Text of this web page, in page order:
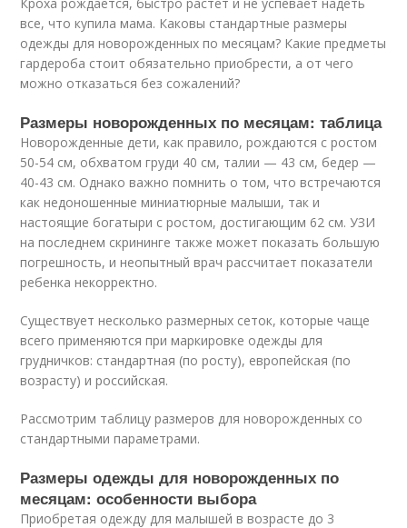
все, что купила мама. Каковы стандартные размеры
одежды для новорожденных по месяцам? Какие предметы
гардероба стоит обязательно приобрести, а от чего
можно отказаться без сожалений?
Размеры новорожденных по месяцам: таблица
Новорожденные дети, как правило, рождаются с ростом
50-54 см, обхватом груди 40 см, талии — 43 см, бедер —
40-43 см. Однако важно помнить о том, что встречаются
как недоношенные миниатюрные малыши, так и
настоящие богатыри с ростом, достигающим 62 см. УЗИ
на последнем скрининге также может показать большую
погрешность, и неопытный врач рассчитает показатели
ребенка некорректно.
Существует несколько размерных сеток, которые чаще
всего применяются при маркировке одежды для
грудничков: стандартная (по росту), европейская (по
возрасту) и российская.
Рассмотрим таблицу размеров для новорожденных со
стандартными параметрами.
Размеры одежды для новорожденных по
месяцам: особенности выбора
Приобретая одежду для малышей в возрасте до 3